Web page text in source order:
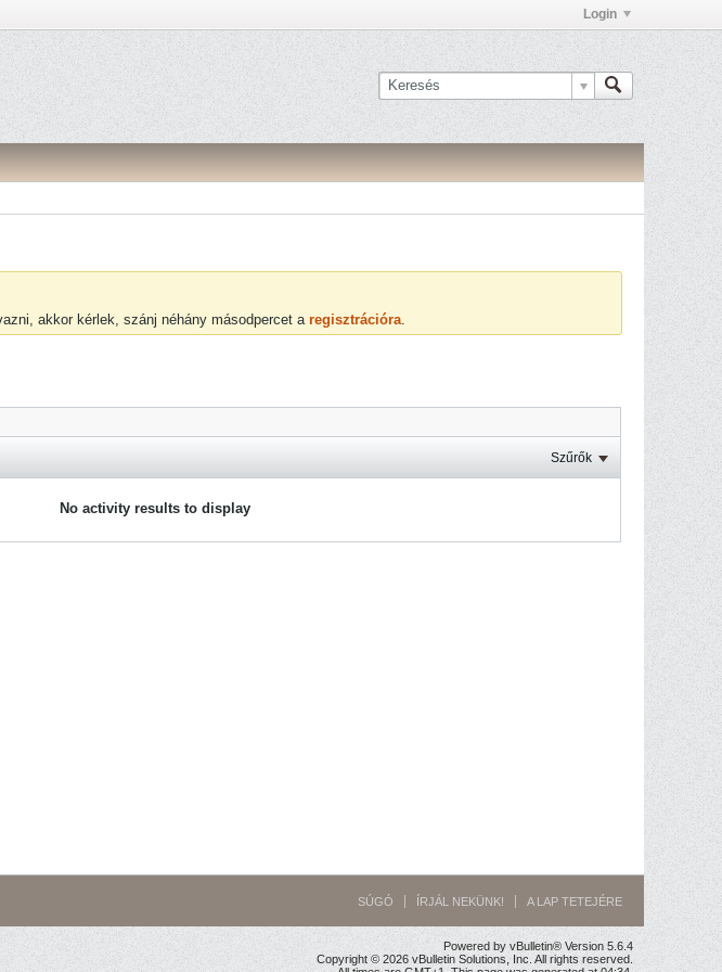
Login
akkor kérlek, szánj néhány másodpercet a regisztrációra.
Szűrők
No activity results to display
SÚGÓ ÍRJÁL NEKÜNK! A LAP TETEJÉRE
Powered by vBulletin® Version 5.6.4
Copyright © 2026 vBulletin Solutions, Inc. All rights reserved.